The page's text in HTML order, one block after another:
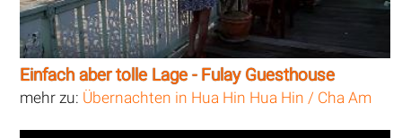
Einfach aber tolle Lage - Fulay Guesthouse
mehr zu: Übernachten in Hua Hin Hua Hin / Cha Am